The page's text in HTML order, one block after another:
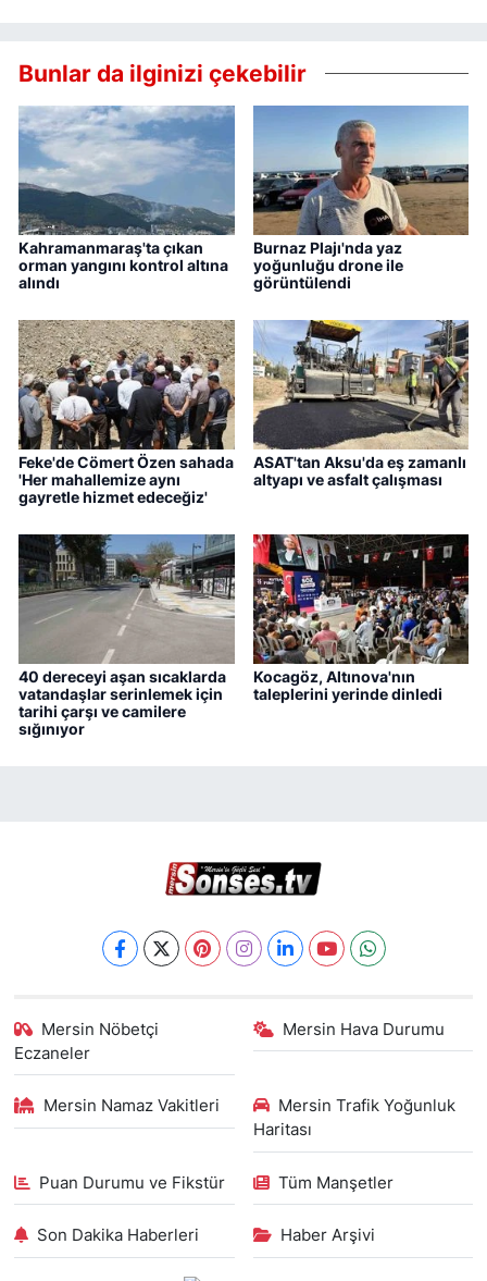
Bunlar da ilginizi çekebilir
Kahramanmaraş'ta çıkan
orman yangını kontrol altına
alındı
Burnaz Plajı'nda yaz
yoğunluğu drone ile
görüntülendi
Feke'de Cömert Özen sahada
'Her mahallemize aynı
gayretle hizmet edeceğiz'
ASAT'tan Aksu'da eş zamanlı
altyapı ve asfalt çalışması
40 dereceyi aşan sıcaklarda
vatandaşlar serinlemek için
tarihi çarşı ve camilere
sığınıyor
Kocagöz, Altınova'nın
taleplerini yerinde dinledi
Mersin Nöbetçi
Eczaneler
Mersin Hava Durumu
Mersin Namaz Vakitleri
Mersin Trafik Yoğunluk
Haritası
Puan Durumu ve Fikstür Tüm Manşetler
Son Dakika Haberleri Haber Arşivi